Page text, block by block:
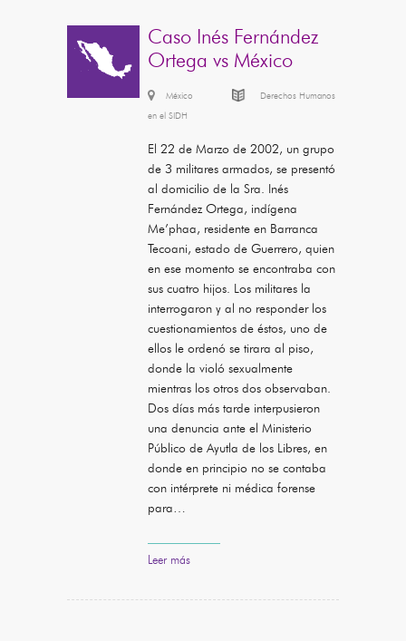
Caso Inés Fernández
Ortega vs México
México
Derechos Humanos
en el SIDH
El 22 de Marzo de 2002, un grupo
de 3 militares armados, se presentó
al domicilio de la Sra. Inés
Fernández Ortega, indígena
Me’phaa, residente en Barranca
Tecoani, estado de Guerrero, quien
en ese momento se encontraba con
sus cuatro hijos. Los militares la
interrogaron y al no responder los
cuestionamientos de éstos, uno de
ellos le ordenó se tirara al piso,
donde la violó sexualmente
mientras los otros dos observaban.
Dos días más tarde interpusieron
una denuncia ante el Ministerio
Público de Ayutla de los Libres, en
donde en principio no se contaba
con intérprete ni médica forense
para…
Leer más